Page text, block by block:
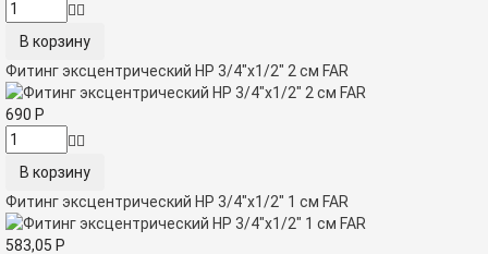
Фитинг эксцентрический НР 3/4"х1/2" 2 см FAR
690 Р
Фитинг эксцентрический НР 3/4"х1/2" 1 см FAR
583,05 Р